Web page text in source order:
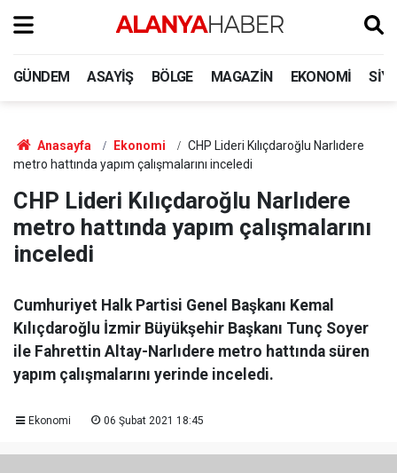
GÜNDEM ASAYIŞ BÖLGE MAGAZIN EKONOMI
Anasayfa Ekonomi
CHP Lideri Kılıçdaroğlu Narlıdere
metro hattında yapım çalışmalarını inceledi
CHP Lideri Kılıçdaroğlu Narlıdere
metro hattında yapım çalışmalarını
inceledi
Cumhuriyet Halk Partisi Genel Başkanı Kemal
Kılıçdaroğlu İzmir Büyükşehir Başkanı Tunç Soyer
ile Fahrettin Altay-Narlıdere metro hattında süren
yapım çalışmalarını yerinde inceledi.
Ekonomi 06 Şubat 2021 18:45